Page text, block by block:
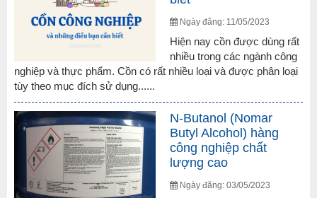
Ngày đăng: 11/05/2023
Hiện nay cồn được dùng rất
nhiều trong các ngành công
nghiệp và thực phẩm. Cồn có rất nhiều loại và được phân loại
tùy theo mục đích sử dụng......
N-Butanol (Nomar
Butyl Alcohol) hàng
công nghiệp chất
lượng cao
Ngày đăng: 03/05/2023